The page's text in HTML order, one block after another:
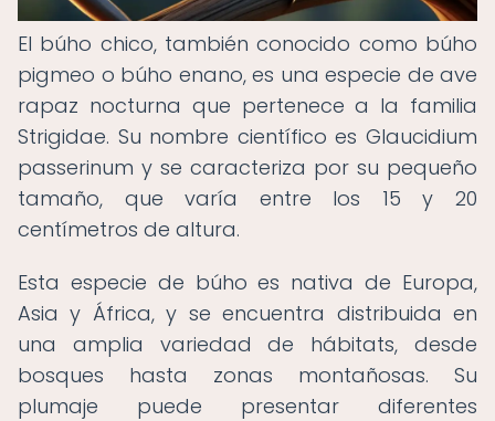
El búho chico, también conocido como búho
pigmeo o búho enano, es una especie de ave
rapaz nocturna que pertenece a la familia
Strigidae. Su nombre científico es Glaucidium
passerinum y se caracteriza por su pequeño
tamaño, que varía entre los 15 y 20
centímetros de altura.
Esta especie de búho es nativa de Europa,
Asia y África, y se encuentra distribuida en
una amplia variedad de hábitats, desde
bosques hasta zonas montañosas. Su
plumaje puede presentar diferentes